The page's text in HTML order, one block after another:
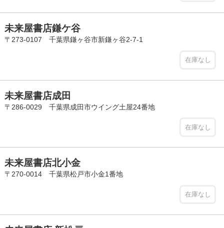
未来屋書店鎌ケ谷
〒273-0107 千葉県鎌ヶ谷市新鎌ヶ谷2-7-1
在庫なし
未来屋書店成田
〒286-0029 千葉県成田市ウイング土屋24番地
在庫なし
未来屋書店北小金
〒270-0014 千葉県松戸市小金1番地
在庫なし